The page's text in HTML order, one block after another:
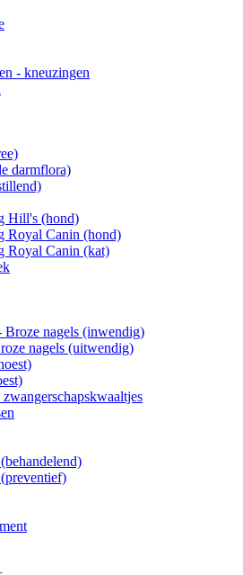
- kneuzingen
darmflora)
Hill's (hond)
Royal Canin (hond)
Royal Canin (kat)
Broze nagels (inwendig)
nagels (uitwendig)